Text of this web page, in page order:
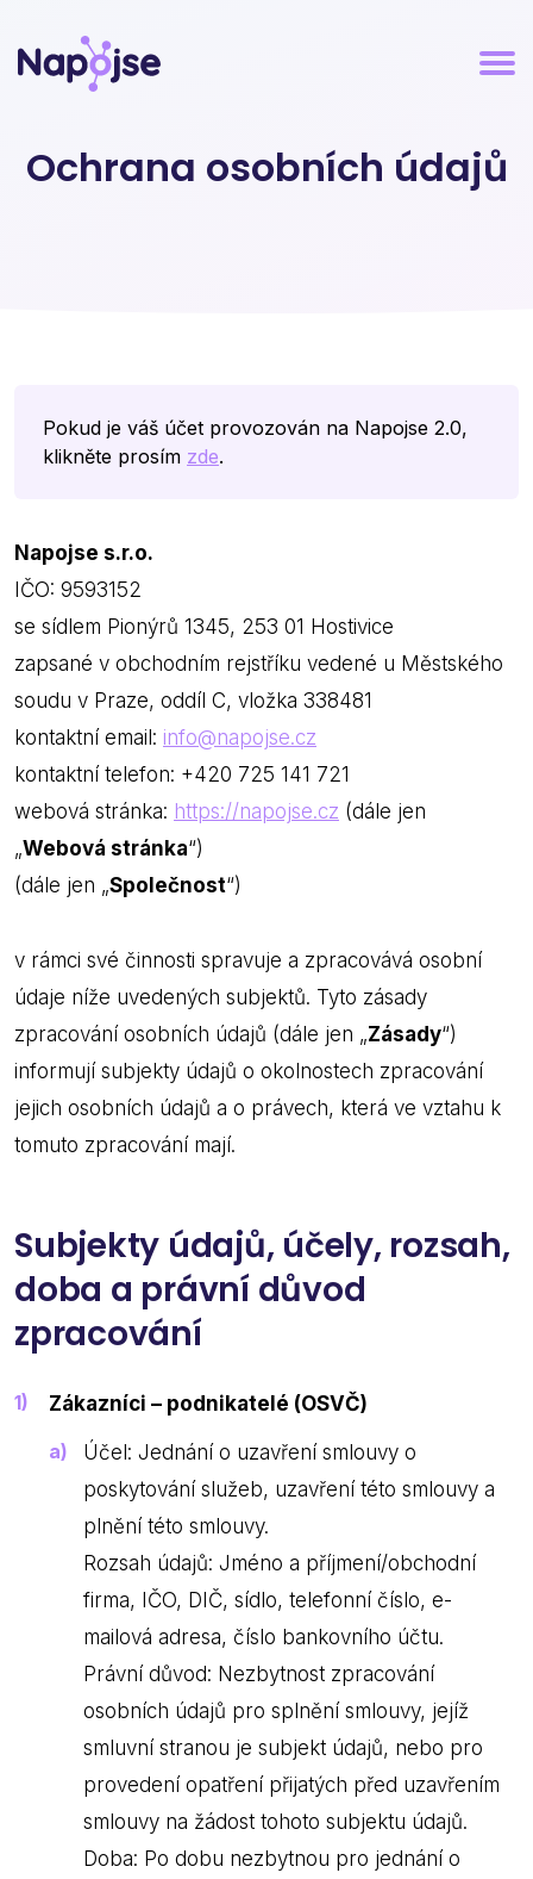
Ochrana osobních údajů
Pokud je váš účet provozován na Napojse 2.0,
klikněte prosím zde.
Napojse s.r.o.
IČO: 9593152
se sídlem Pionýrů 1345, 253 01 Hostivice
zapsané v obchodním rejstříku vedené u Městského
soudu v Praze, oddíl C, vložka 338481
kontaktní email: info@napojse.cz
kontaktní telefon: +420 725 141 721
webová stránka: https://napojse.cz (dále jen
„Webová stránka“)
(dále jen „Společnost“)
v rámci své činnosti spravuje a zpracovává osobní
údaje níže uvedených subjektů. Tyto zásady
zpracování osobních údajů (dále jen „Zásady“)
informují subjekty údajů o okolnostech zpracování
jejich osobních údajů a o právech, která ve vztahu k
tomuto zpracování mají.
Subjekty údajů, účely, rozsah,
doba a právní důvod
zpracování
Zákazníci – podnikatelé (OSVČ)
Účel: Jednání o uzavření smlouvy o
poskytování služeb, uzavření této smlouvy a
plnění této smlouvy.
Rozsah údajů: Jméno a příjmení/obchodní
firma, IČO, DIČ, sídlo, telefonní číslo, e-
mailová adresa, číslo bankovního účtu.
Právní důvod: Nezbytnost zpracování
osobních údajů pro splnění smlouvy, jejíž
smluvní stranou je subjekt údajů, nebo pro
provedení opatření přijatých před uzavřením
smlouvy na žádost tohoto subjektu údajů.
Doba: Po dobu nezbytnou pro jednání o